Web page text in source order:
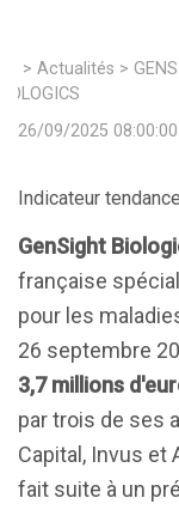
> Actualités >
26/09/2025 08:00:00
Indicateur tendance
GenSight
française
pour les
26 septembre
3,7 millions
par trois de ses
Capital, Invus et
fait suite à un